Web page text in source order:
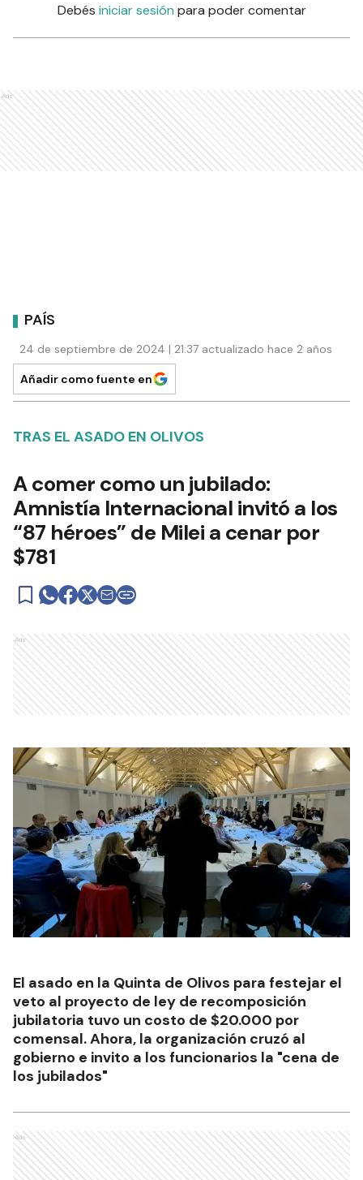
Debés iniciar sesión para poder comentar
Ads
PAÍS
24 de septiembre de 2024 | 21:37 actualizado hace 2 años
Añadir como fuente en
TRAS EL ASADO EN OLIVOS
A comer como un jubilado:
Amnistía Internacional invitó a los
“87 héroes” de Milei a cenar por
$781
Ads
El asado en la Quinta de Olivos para festejar el
veto al proyecto de ley de recomposición
jubilatoria tuvo un costo de $20.000 por
comensal. Ahora, la organización cruzó al
gobierno e invito a los funcionarios la "cena de
los jubilados"
Ads